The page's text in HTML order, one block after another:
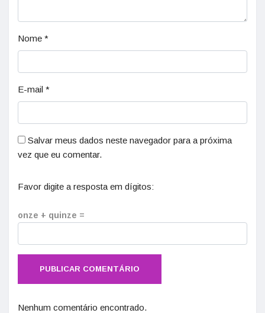
Nome *
E-mail *
Salvar meus dados neste navegador para a próxima
vez que eu comentar.
Favor digite a resposta em dígitos:
onze + quinze =
Nenhum comentário encontrado.